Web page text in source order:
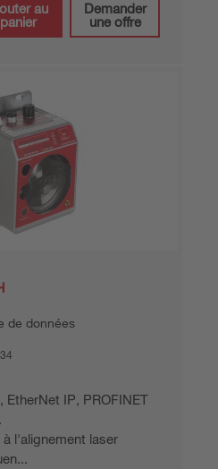
au
panier
Demander
une offre
de données
EtherNet IP, PROFINET
à l'alignement laser